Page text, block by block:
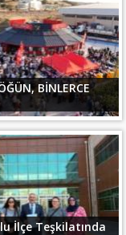
BİNLERCE
İlçe Teşkilatında